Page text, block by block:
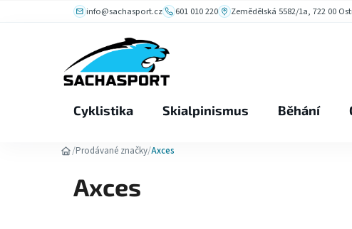
info@sachasport.cz 601 010 220 Zemědělská 5582/1a, 722 00
Cyklistika Skialpinismus Běhání
/Prodávané značky/Axces
Axces